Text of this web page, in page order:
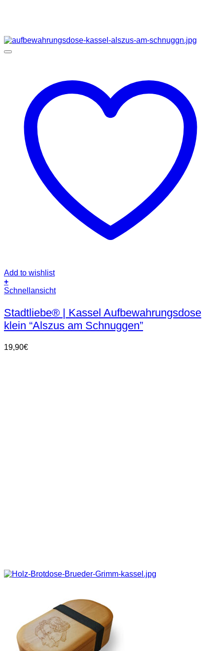
Add to wishlist
+
Schnellansicht
Stadtliebe® | Kassel Aufbewahrungsdose
klein “Alszus am Schnuggen”
19,90€